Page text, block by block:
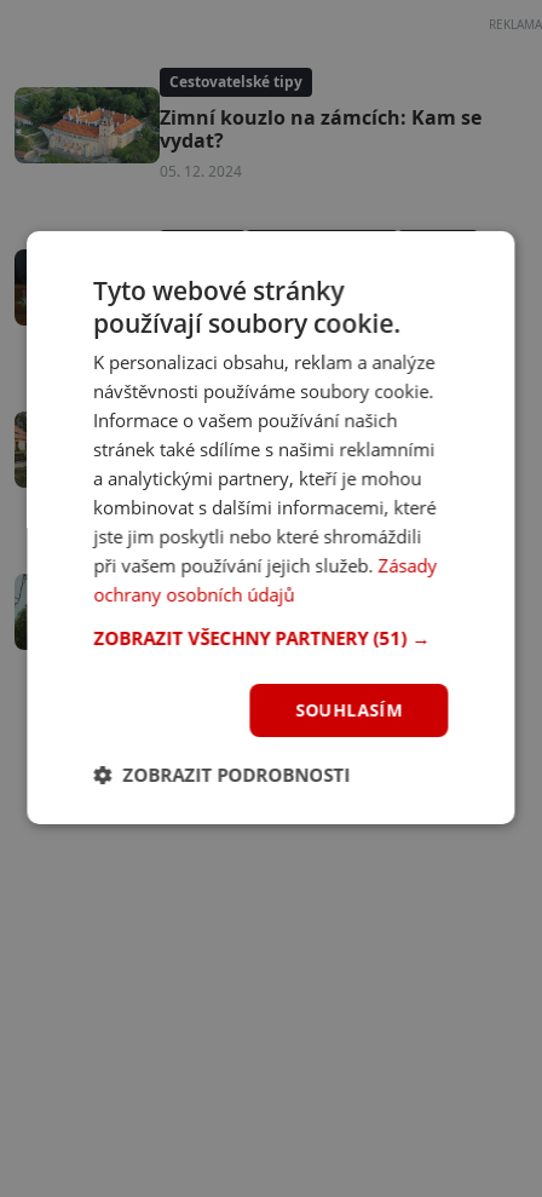
REKLAMA
Cestovatelské tipy
Zimní kouzlo na zámcích: Kam se
vydat?
05. 12. 2024
Vánoce: Nasajte sváteční atmosféru
prvního adventního víkendu
29. 11. 2024
Nezařazené
Zámek Jemniště vypadá nenápadně,
zaujme však svým půvabem
28. 11. 2024
Cestovatelské tipy
3 tipy na zámky, kde vás uvítají i po
skončení sezóny
Tyto webové stránky
používají soubory cookie.
K personalizaci obsahu, reklam a analýze
návštěvnosti používáme soubory cookie.
Informace o vašem používání našich
stránek také sdílíme s našimi reklamními
a analytickými partnery, kteří je mohou
kombinovat s dalšími informacemi, které
jste jim poskytli nebo které shromáždili
při vašem používání jejich služeb.Zásady
ochrany osobních údajů
ZOBRAZIT VŠECHNY PARTNERY(51) →
SOUHLASÍM
ZOBRAZIT PODROBNOSTI